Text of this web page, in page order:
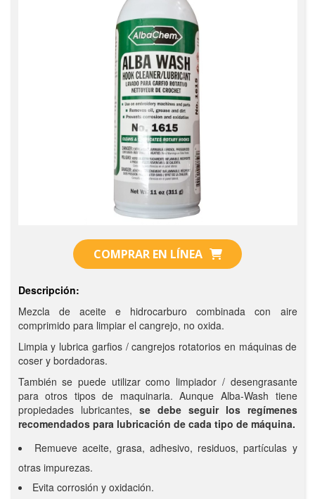
COMPRAR EN LÍNEA
Descripción:
Mezcla de aceite e hidrocarburo combinada con aire
comprimido para limpiar el cangrejo, no oxida.
Limpia y lubrica garfios / cangrejos rotatorios en máquinas de
coser y bordadoras.
También se puede utilizar como limpiador / desengrasante
para otros tipos de maquinaria. Aunque Alba-Wash tiene
propiedades lubricantes, se debe seguir los regímenes
recomendados para lubricación de cada tipo de máquina.
Remueve aceite, grasa, adhesivo, residuos, partículas y
otras impurezas.
Evita corrosión y oxidación.